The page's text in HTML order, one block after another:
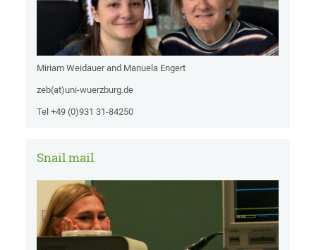
Miriam Weidauer and Manuela Engert
zeb(at)uni-wuerzburg.de
Tel +49 (0)931 31-84250
Snail mail